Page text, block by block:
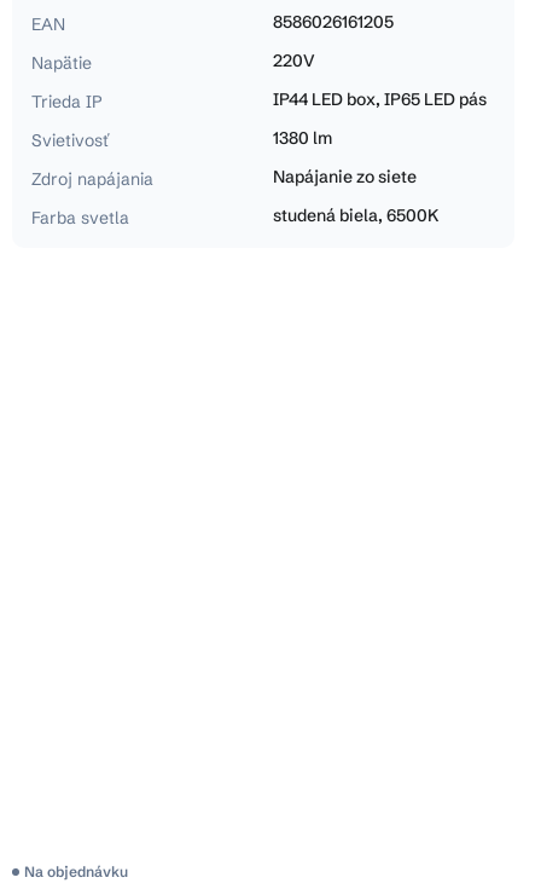
EAN
8586026161205
Napätie
220V
Trieda IP
IP44 LED box, IP65 LED pás
Svietivosť
1380 lm
Zdroj napájania
Napájanie zo siete
Farba svetla
studená biela, 6500K
Priemerné
Na objednávku